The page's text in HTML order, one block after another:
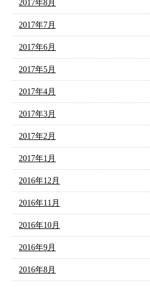
2017年8月
2017年7月
2017年6月
2017年5月
2017年4月
2017年3月
2017年2月
2017年1月
2016年12月
2016年11月
2016年10月
2016年9月
2016年8月